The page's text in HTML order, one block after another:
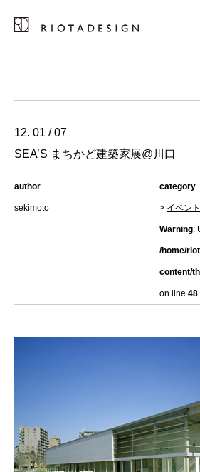
12. 01 / 07
SEA’S まちかど建築家展@川口
author
sekimoto
category
> イベント
Warning:
/home/
content/
on line 48